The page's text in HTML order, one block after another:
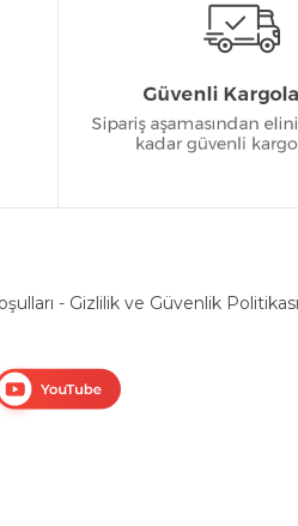
- Gizlilik ve Güvenlik Politikası